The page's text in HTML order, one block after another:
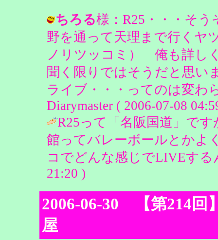
ちろる様：R25・・・そ
野を通って天理まで行くヤ
ノリツッコミ） 俺も詳し
聞く限りではそうだと思い
ライブ・・・ってのは変わ
Diarymaster ( 2006-07-08
R25って「名阪国道」で
館ってバレーボールとかよ
コでどんな感じでLIVEする
21:20 )
2006-06-30 【第214
屋